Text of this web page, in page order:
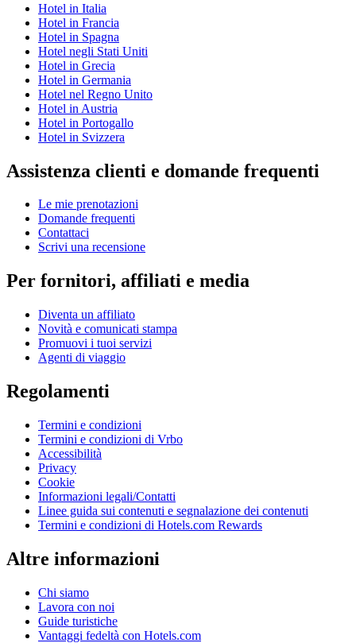
Hotel in Italia
Hotel in Francia
Hotel in Spagna
Hotel negli Stati Uniti
Hotel in Grecia
Hotel in Germania
Hotel nel Regno Unito
Hotel in Austria
Hotel in Portogallo
Hotel in Svizzera
Assistenza clienti e domande frequenti
Le mie prenotazioni
Domande frequenti
Contattaci
Scrivi una recensione
Per fornitori, affiliati e media
Diventa un affiliato
Novità e comunicati stampa
Promuovi i tuoi servizi
Agenti di viaggio
Regolamenti
Termini e condizioni
Termini e condizioni di Vrbo
Accessibilità
Privacy
Cookie
Informazioni legali/Contatti
Linee guida sui contenuti e segnalazione dei contenuti
Termini e condizioni di Hotels.com Rewards
Altre informazioni
Chi siamo
Lavora con noi
Guide turistiche
Vantaggi fedeltà con Hotels.com